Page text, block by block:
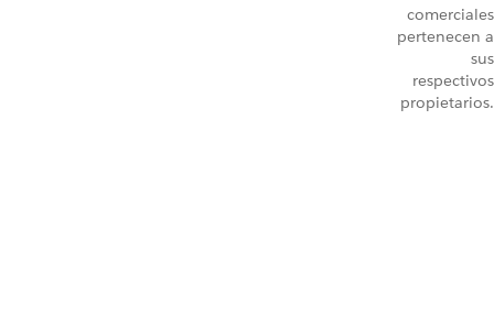
comerciales
pertenecen a
sus
respectivos
propietarios.